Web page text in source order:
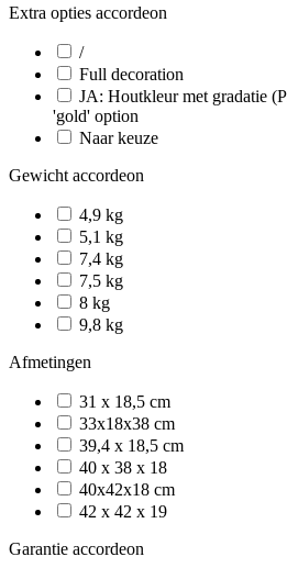
Extra opties accordeon
/
Full decoration
JA: Houtkleur met gradatie
'gold' option
Naar keuze
Gewicht accordeon
4,9 kg
5,1 kg
7,4 kg
7,5 kg
8 kg
9,8 kg
Afmetingen
31 x 18,5 cm
33x18x38 cm
39,4 x 18,5 cm
40 x 38 x 18
40x42x18 cm
42 x 42 x 19
Garantie accordeon